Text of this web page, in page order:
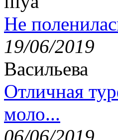
Не
19/06/2019
Васильева
Отличная
моло...